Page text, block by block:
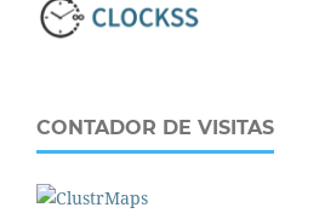
CONTADOR DE VISITAS